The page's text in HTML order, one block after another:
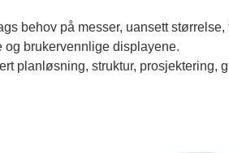
behov på messer, uansett
og brukervennlige displayene.
planløsning, struktur, prosjektering,